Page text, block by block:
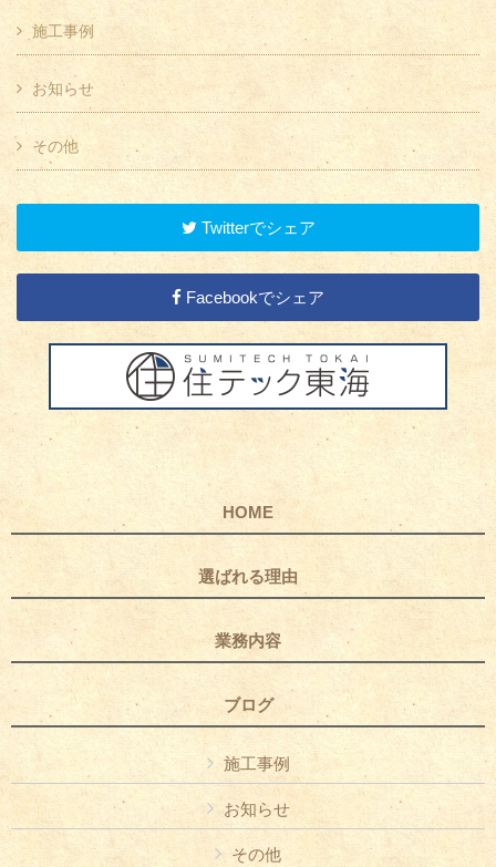
施工事例
お知らせ
その他
Twitterでシェア
Facebookでシェア
HOME
選ばれる理由
業務内容
ブログ
施工事例
お知らせ
その他